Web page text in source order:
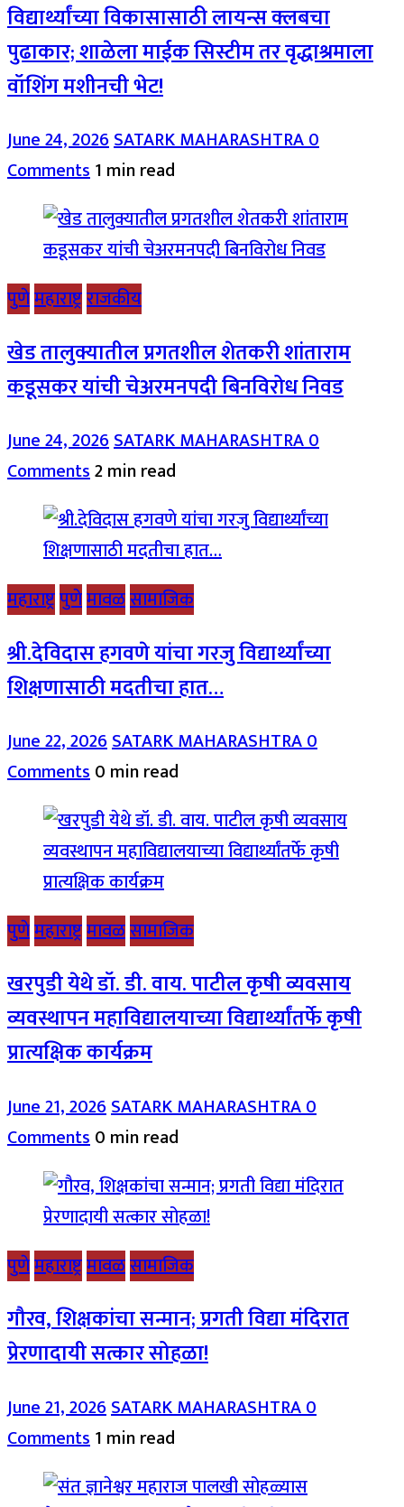
विद्यार्थ्यांच्या विकासासाठी लायन्स क्लबचा
पुढाकार; शाळेला माईक सिस्टीम तर वृद्धाश्रमाला
वॉशिंग मशीनची भेट!
June 24, 2026SATARK MAHARASHTRA0
Comments1 min read
पुणेमहाराष्ट्रराजकीय
खेड तालुक्यातील प्रगतशील शेतकरी शांताराम
कडूसकर यांची चेअरमनपदी बिनविरोध निवड
June 24, 2026SATARK MAHARASHTRA0
Comments2 min read
महाराष्ट्रपुणेमावळसामाजिक
श्री.देविदास हगवणे यांचा गरजु विद्यार्थ्यांच्या
शिक्षणासाठी मदतीचा हात…
June 22, 2026SATARK MAHARASHTRA0
Comments0 min read
पुणेमहाराष्ट्रमावळसामाजिक
खरपुडी येथे डॉ. डी. वाय. पाटील कृषी व्यवसाय
व्यवस्थापन महाविद्यालयाच्या विद्यार्थ्यांतर्फे कृषी
प्रात्यक्षिक कार्यक्रम
June 21, 2026SATARK MAHARASHTRA0
Comments0 min read
पुणेमहाराष्ट्रमावळसामाजिक
गौरव, शिक्षकांचा सन्मान; प्रगती विद्या मंदिरात
प्रेरणादायी सत्कार सोहळा!
June 21, 2026SATARK MAHARASHTRA0
Comments1 min read